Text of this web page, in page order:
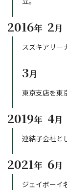
2016年 2月
スズキアリー
3月
東京支店を東
2019年 4月
連結子会社と
2021年 6月
ジェイボーイ